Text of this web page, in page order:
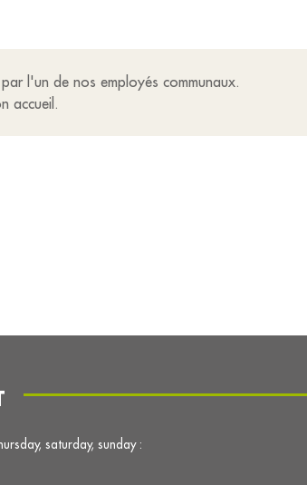
l'un de nos employés communaux.
accueil.
saturday, sunday :